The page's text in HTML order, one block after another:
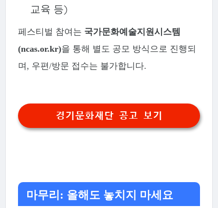
교육 등)
페스티벌 참여는 국가문화예술지원시스템
(ncas.or.kr)을 통해 별도 공모 방식으로 진행되
며, 우편/방문 접수는 불가합니다.
경기문화재단 공고 보기
마무리: 올해도 놓치지 마세요